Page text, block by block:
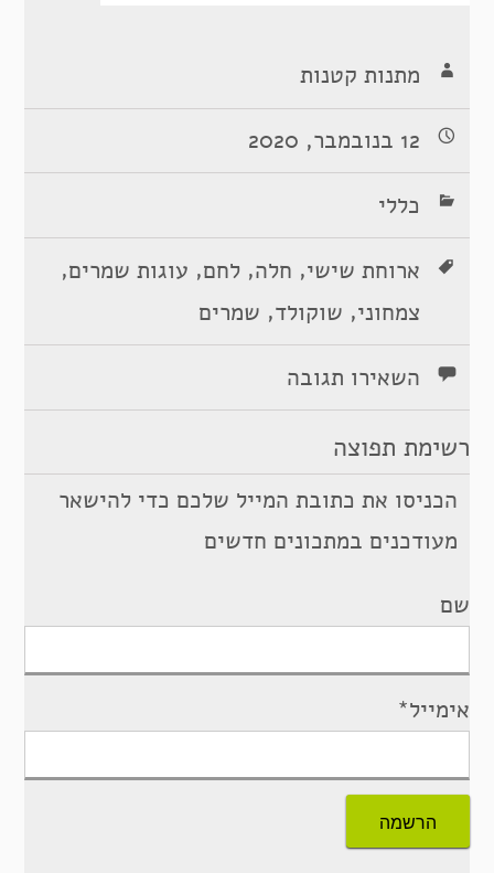
מתנות קטנות
12 בנובמבר, 2020
כללי
ארוחת שישי, חלה,לחם, עוגות שמרים,
צמחוני, שוקולד, שמרים
השאירו תגובה
רשימת תפוצה
הכניסו את כתובת המייל שלכם כדי להישאר
מעודכנים במתכונים חדשים
שם
אימייל*